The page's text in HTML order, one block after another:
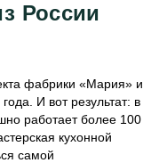
России
фабрики «Мария» и
И вот результат: в
работает более 100
кухонной
самой